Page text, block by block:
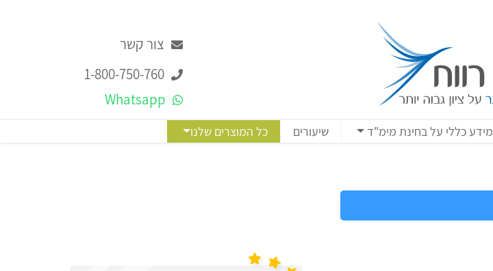
צור קשר
1-800-750-760
מידע כללי על בחינת מימ"ד שיעורים כל המוצרים שלנו